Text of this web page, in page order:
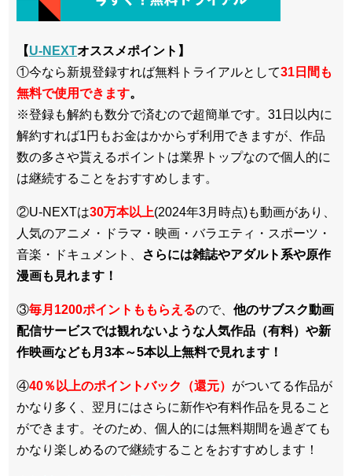
【U-NEXTオススメポイント】
①今なら新規登録すれば無料トライアルとして31日間も
無料で使用できます。
※登録も解約も数分で済むので超簡単です。31日以内に
解約すれば1円もお金はかからず利用できますが、作品
数の多さや貰えるポイントは業界トップなので個人的に
は継続することをおすすめします。
②U-NEXTは30万本以上(2024年3月時点)も動画があり、
人気のアニメ・ドラマ・映画・バラエティ・スポーツ・
音楽・ドキュメント、
さらには雑誌やアダルト系や原作
漫画も見れます！
③毎月1200ポイントももらえるので、 他のサブスク動画
配信サービスでは観れないような人気作品（有料）や新
作映画なども月3本～5本以上無料で見れます！
④40％以上のポイントバック（還元） がついてる作品が
かなり多く、翌月にはさらに新作や有料作品を見ること
ができます。そのため、個人的には無料期間を過ぎても
かなり楽しめるので継続することをおすすめします！